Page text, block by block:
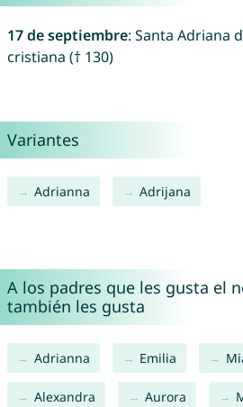
17 de septiembre: Santa Adriana
cristiana († 130)
Variantes
Adrianna Adrijana
A los padres que les gusta el
también les gusta
Adrianna Emilia
Alexandra Aurora